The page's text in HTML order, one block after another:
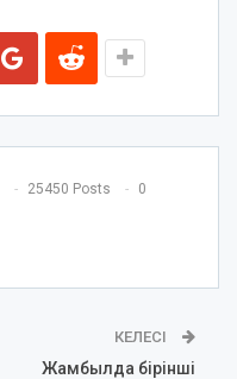
25450 Posts 0
КЕЛЕСІ
Жамбылда бірінші